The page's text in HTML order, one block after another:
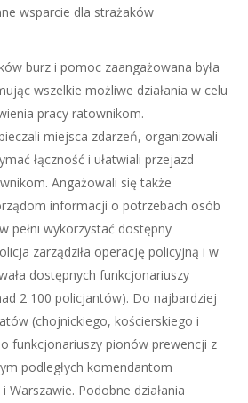
wsparcie dla strażaków
burz i pomoc zaangażowana była
wszelkie możliwe działania w celu
pracy ratownikom.
miejsca zdarzeń, organizowali
łączność i ułatwiali przejazd
Angażowali się także
informacji o potrzebach osób
pełni wykorzystać dostępny
zarządziła operację policyjną i w
dostępnych funkcjonariuszy
2 100 policjantów). Do najbardziej
(chojnickiego, kościerskiego i
funkcjonariuszy pionów prewencji z
podległych komendantom
Warszawie. Podobne działania